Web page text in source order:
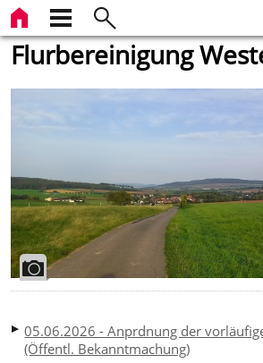
Flurbereinigung
05.06.2026 - Anprdnung der
(Öffentl. Bekanntmachung)